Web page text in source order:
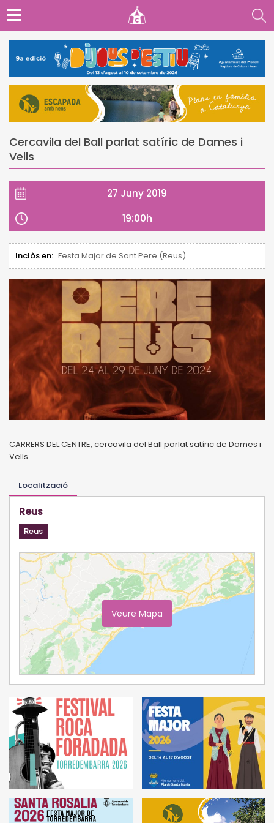
Cercavila del Ball parlat satíric de Dames i
Vells
27 Juny 2019
19:00h
Inclòs en: Festa Major de Sant Pere (Reus)
CARRERS DEL CENTRE, cercavila del Ball parlat satíric de Dames i
Vells.
Localització
Reus
Reus
Veure Mapa